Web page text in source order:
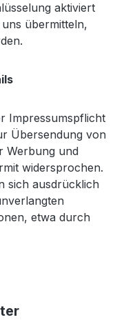
aktiviert
übermitteln,
Impressumspflicht
Übersendung von
Werbung und
widersprochen.
sich ausdrücklich
etwa durch